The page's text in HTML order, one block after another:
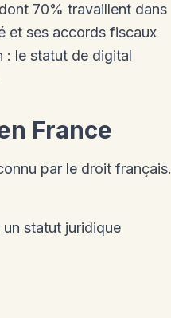
70% travaillent dans
et ses accords fiscaux
: le statut de digital
France
par le droit français.
statut juridique